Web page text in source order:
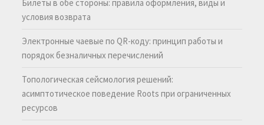
Билеты в обе стороны: правила оформления, виды и
условия возврата
Электронные чаевые по QR-коду: принцип работы и
порядок безналичных перечислений
Топологическая сейсмология решений:
асимптотическое поведение Roots при ограниченных
ресурсов